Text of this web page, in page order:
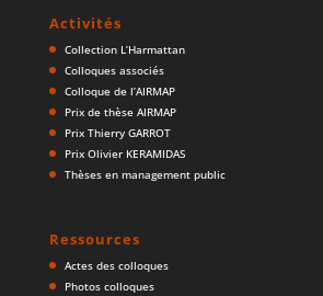
Activités
Collection L’Harmattan
Colloques associés
Colloque de l’AIRMAP
Prix de thèse AIRMAP
Prix Thierry GARROT
Prix Olivier KERAMIDAS
Thèses en management public
Ressources
Actes des colloques
Photos colloques